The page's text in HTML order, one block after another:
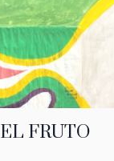
EL FRUTO